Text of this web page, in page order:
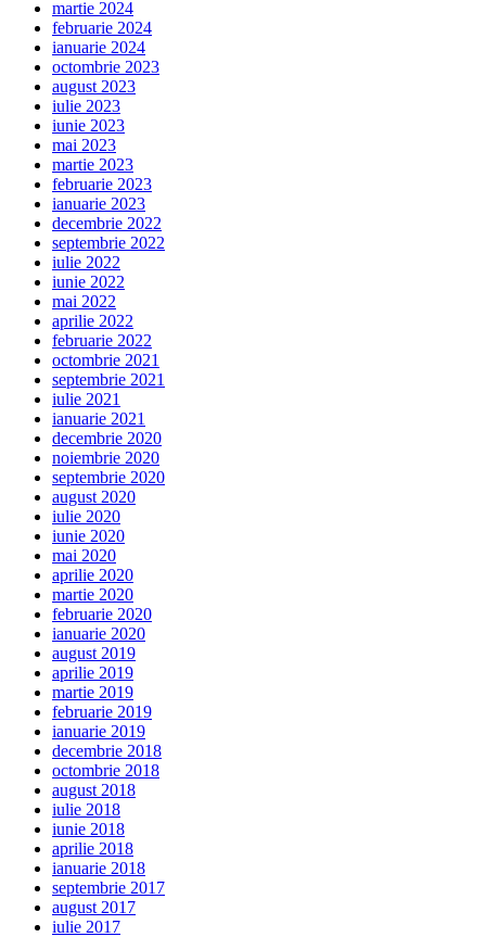
martie 2024
februarie 2024
ianuarie 2024
octombrie 2023
august 2023
iulie 2023
iunie 2023
mai 2023
martie 2023
februarie 2023
ianuarie 2023
decembrie 2022
septembrie 2022
iulie 2022
iunie 2022
mai 2022
aprilie 2022
februarie 2022
octombrie 2021
septembrie 2021
iulie 2021
ianuarie 2021
decembrie 2020
noiembrie 2020
septembrie 2020
august 2020
iulie 2020
iunie 2020
mai 2020
aprilie 2020
martie 2020
februarie 2020
ianuarie 2020
august 2019
aprilie 2019
martie 2019
februarie 2019
ianuarie 2019
decembrie 2018
octombrie 2018
august 2018
iulie 2018
iunie 2018
aprilie 2018
ianuarie 2018
septembrie 2017
august 2017
iulie 2017